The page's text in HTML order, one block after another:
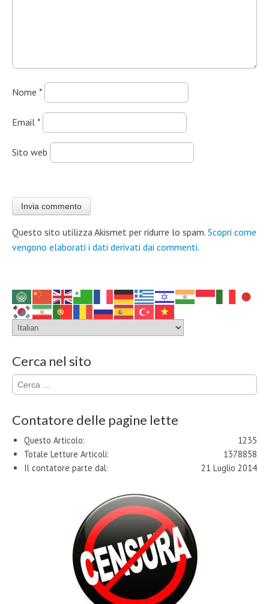
Nome *
Email *
Sito web
Questo sito utilizza Akismet per ridurre lo spam. Scopri come
vengono elaborati i dati derivati dai commenti.
Cerca nel sito
Ricerca
per:
Contatore delle pagine lette
1235
Questo Articolo:
1378858
Totale Letture Articoli:
21 Luglio 2014
Il contatore parte dal: